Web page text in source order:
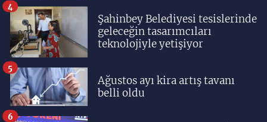
Şahinbey Belediyesi tesislerinde
geleceğin tasarımcıları
teknolojiyle yetişiyor
4
Ağustos ayı kira artış tavanı
belli oldu
5
6